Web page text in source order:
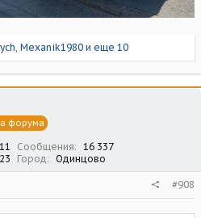
, Mexanik1980 и еще 10
форума
Сообщения
16 337
Город Одинцово
#908